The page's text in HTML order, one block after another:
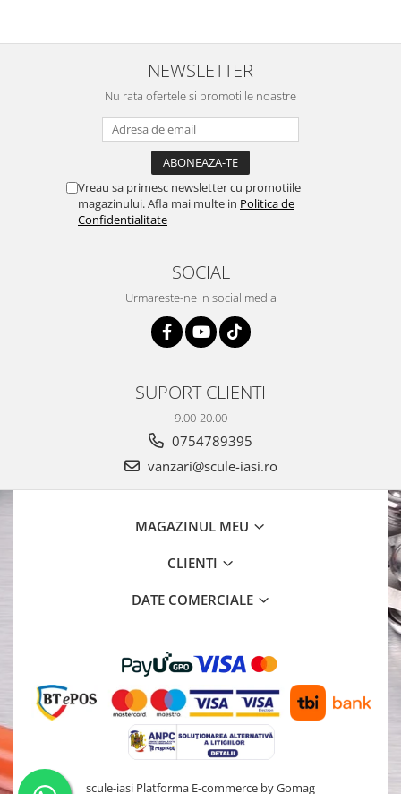
NEWSLETTER
Nu rata ofertele si promotiile noastre
Vreau sa primesc newsletter cu promotiile
magazinului. Afla mai multe in Politica de
Confidentialitate
SOCIAL
Urmareste-ne in social media
SUPORT CLIENTI
9.00-20.00
0754789395
vanzari@scule-iasi.ro
MAGAZINUL MEU
CLIENTI
DATE COMERCIALE
scule-iasi Platforma E-commerce by Gomag